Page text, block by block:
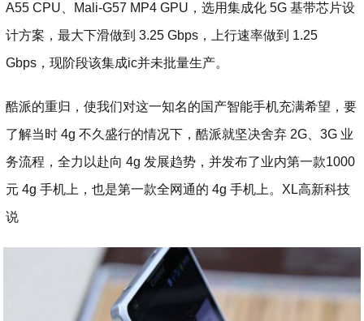
A55 CPU、Mali-G57 MP4 GPU，选用集成化 5G 基带芯片设
计方案，最大下滑做到 3.25 Gbps，上行速率做到 1.25
Gbps，现阶段该集成ic并未批量生产。
酷派的重归，使我们对这一知名的国产智能手机充满希望，要
了解当时 4g 不久盛行的情况下，酷派就坚决舍弃 2G、3G 业
务流程，全力以赴向 4g 发展趋势，并发布了业内第一款1000
元 4g 手机上，也是第一款全网通的 4g 手机上。XL高新科技
说